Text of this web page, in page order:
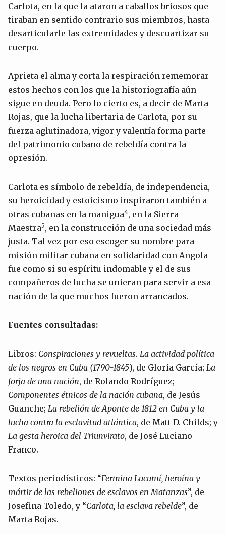
Carlota, en la que la ataron a caballos briosos que
tiraban en sentido contrario sus miembros, hasta
desarticularle las extremidades y descuartizar su
cuerpo.
Aprieta el alma y corta la respiración rememorar
estos hechos con los que la historiografía aún
sigue en deuda. Pero lo cierto es, a decir de Marta
Rojas, que la lucha libertaria de Carlota, por su
fuerza aglutinadora, vigor y valentía forma parte
del patrimonio cubano de rebeldía contra la
opresión.
Carlota es símbolo de rebeldía, de independencia,
su heroicidad y estoicismo inspiraron también a
otras cubanas en la manigua4, en la Sierra
Maestra5, en la construcción de una sociedad más
justa. Tal vez por eso escoger su nombre para
misión militar cubana en solidaridad con Angola
fue como si su espíritu indomable y el de sus
compañeros de lucha se unieran para servir a esa
nación de la que muchos fueron arrancados.
Fuentes consultadas:
Libros: Conspiraciones y revueltas. La actividad política
de los negros en Cuba (1790-1845), de Gloria García; La
forja de una nación, de Rolando Rodríguez;
Componentes étnicos de la nación cubana, de Jesús
Guanche; La rebelión de Aponte de 1812 en Cuba y la
lucha contra la esclavitud atlántica, de Matt D. Childs; y
La gesta heroica del Triunvirato, de José Luciano
Franco.
Textos periodísticos: “Fermina Lucumí, heroína y
mártir de las rebeliones de esclavos en Matanzas”, de
Josefina Toledo, y “Carlota, la esclava rebelde”, de
Marta Rojas.